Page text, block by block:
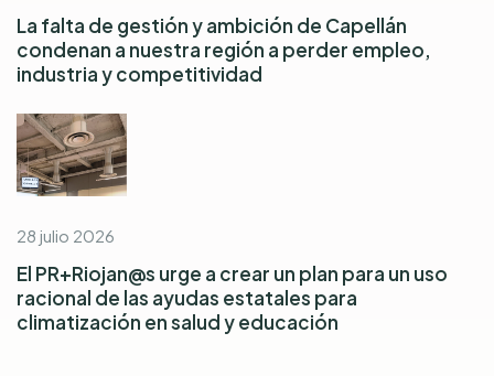
La falta de gestión y ambición de Capellán
condenan a nuestra región a perder empleo,
industria y competitividad
28 julio 2026
El PR+Riojan@s urge a crear un plan para un uso
racional de las ayudas estatales para
climatización en salud y educación